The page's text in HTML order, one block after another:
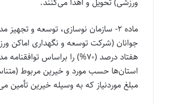
ماده ۲- سازمان نوسازی، توسعه و
جوانان (شرکت توسعه و نگهداری اماکن
هفتاد درصد (۷۰%) را
استان‌ها حسب مورد و خیرین مربوط (متناسب
مبلغ موردنیاز که به وسیله خیرین تأمین